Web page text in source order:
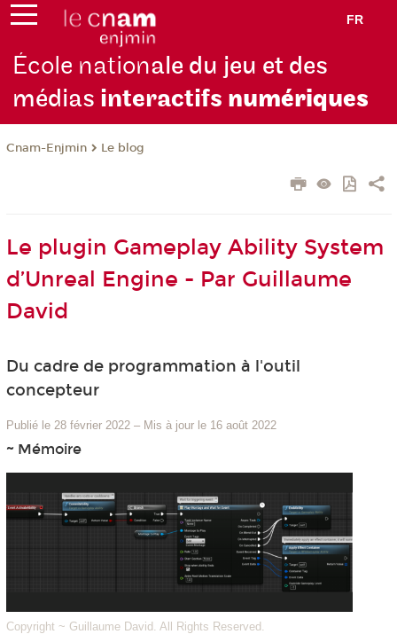
FR
École nationale du jeu et des
médias interactifs numériques
Cnam-Enjmin Le blog
Le plugin Gameplay Ability System
d’Unreal Engine - Par Guillaume
David
Du cadre de programmation à l'outil
concepteur
Publié le 28 février 2022 – Mis à jour le 16 août 2022
~ Mémoire
Copyright ~ Guillaume David. All Rights Reserved.